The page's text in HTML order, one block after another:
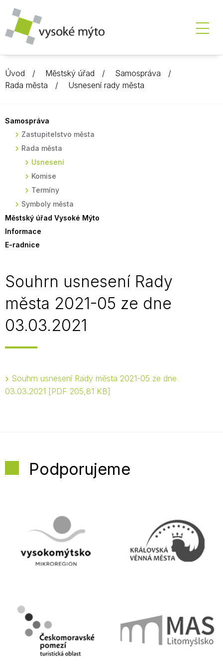
Úvod Městský úřad
Samospráva
Rada města
Usnesení rady města
Samospráva
Zastupitelstvo města
Rada města
Usnesení
Komise
Termíny
Symboly města
Městský úřad Vysoké Mýto
Informace
E-radnice
Souhrn usnesení Rady
města 2021-05 ze dne
03.03.2021
Souhrn usnesení Rady města 2021-05 ze dne
03.03.2021
PDF 205,81 KB
Podporujeme